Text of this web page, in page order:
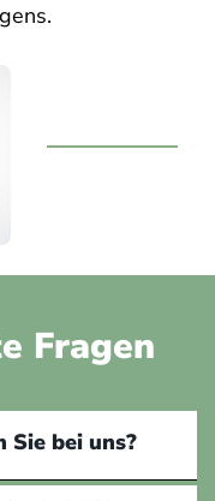
Fragen
Sie bei uns?